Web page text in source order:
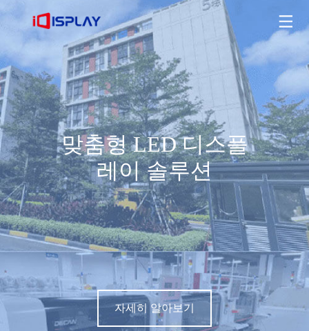
맞춤형 LED 디스플
레이 솔루션
자세히 알아보기
맞춤형 LED 디스플레이 솔루션
자세히 알아보기